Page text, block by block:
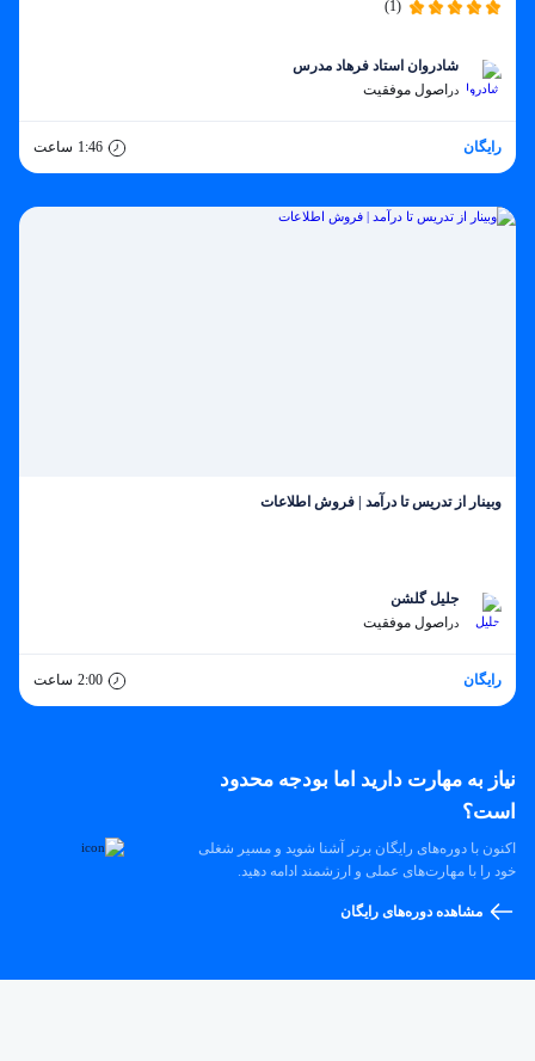
(1)
شادروان استاد فرهاد مدرس
در اصول موفقیت
رایگان 1:46 ساعت
وبینار از تدریس تا درآمد | فروش اطلاعات
جلیل گلشن
در اصول موفقیت
رایگان 2:00 ساعت
نیاز به مهارت دارید اما بودجه محدود
است؟
اکنون با دوره‌های رایگان برتر آشنا شوید و مسیر شغلی
خود را با مهارت‌های عملی و ارزشمند ادامه دهید.
مشاهده دوره‌های رایگان